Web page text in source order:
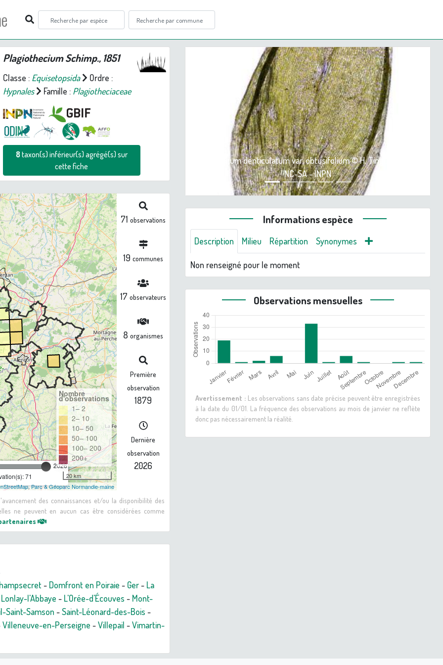
PlagiotheciumSchimp., 1851
Classe : Equisetopsida
Ordre :
Hypnales
Famille : Plagiotheciaceae
8 taxon(s) inférieur(s) agrégé(s) sur
cette fiche
2026
71
Nombre
d'observations
1– 2
2– 10
10– 50
50– 100
100– 200
200+
20 km
,Parc & Géoparc Normandie-maine
71 observations
19 communes
17 observateurs
8organismes
Première
observation
1879
Dernière
observation
2026
des connaissances et/ou la disponibilité des
ne peuvent en aucun cas être considérées comme
- Domfront en Poiraie - Ger- La
Lonlay-l'Abbaye - L'Orée-d'Écouves - Mont-
Saint-Samson -Saint-Léonard-des-Bois -
Villeneuve-en-Perseigne -Villepail -Vimartin-
Plagiothecium denticulatum var. obtusifolium © H. Tinguy - CC BY-
NC-SA - INPN
Previous
Informations espèce
Description Milieu Répartition Synonymes
Non renseigné pour le moment
Observations mensuelles
Avertissement :Les observations sans date précise peuvent être enregistrées
à la date du 01/01. La fréquence des observations au mois de janvier ne reflète
donc pas nécessairement la réalité.